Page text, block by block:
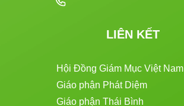
LIÊN KẾT
Hội Đồng Giám Mục Việt Nam
Giáo phận Phát Diệm
Giáo phận Thái Bình